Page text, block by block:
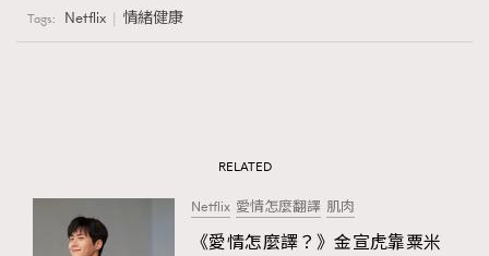
Tags: Netflix 情緒健康
RELATED
Netflix 愛情怎麼翻譯 肌肉
《愛情怎麼譯？》金宣虎靠粟米